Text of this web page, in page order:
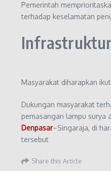
Pemerintah
terhadap keselamatan
Infrastruktur
Masyarakat diharapkan
Dukungan masyarakat
pemasangan lampu surya
Denpasar–Singaraja, di
tersebut
Share this Article